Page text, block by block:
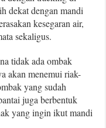
dekat dengan mandi
kesegaran air,
sekaligus.
tidak ada ombak
akan menemui riak-
yang sudah
juga berbentuk
yang ingin ikut mandi